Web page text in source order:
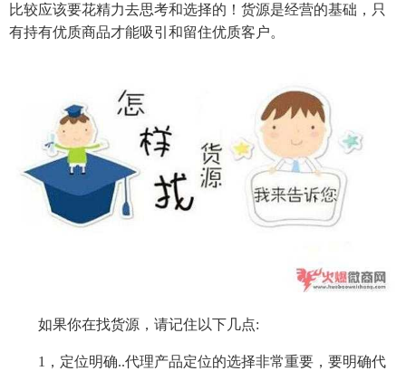
比较应该要花精力去思考和选择的！货源是经营的基础，只
有持有优质商品才能吸引和留住优质客户。
如果你在找货源，请记住以下几点:
1，定位明确..代理产品定位的选择非常重要，要明确代